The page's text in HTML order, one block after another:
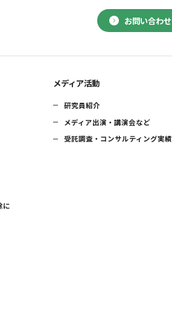
お問い合わせ
に
メディア活動
研究員紹介
メディア出演・講演会など
受託調査・コンサルティング実績